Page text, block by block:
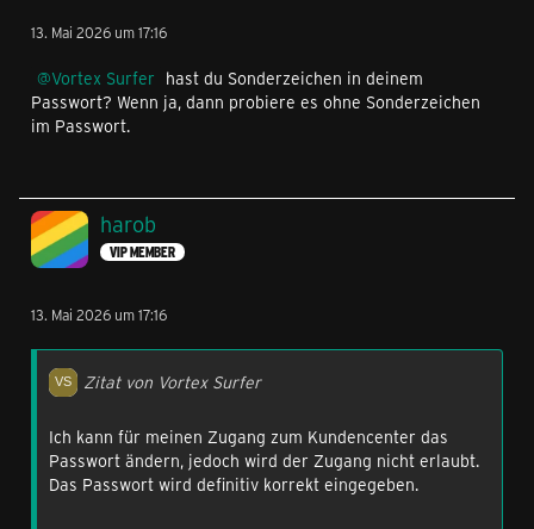
13. Mai 2026 um 17:16
Vortex Surfer hast du Sonderzeichen in deinem
Passwort? Wenn ja, dann probiere es ohne Sonderzeichen
im Passwort.
harob
VIP MEMBER
13. Mai 2026 um 17:16
Zitat von Vortex Surfer
Ich kann für meinen Zugang zum Kundencenter das
Passwort ändern, jedoch wird der Zugang nicht erlaubt.
Das Passwort wird definitiv korrekt eingegeben.